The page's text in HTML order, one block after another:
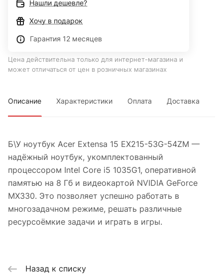
Нашли дешевле?
Хочу в подарок
Гарантия 12 месяцев
Цена действительна только для интернет-магазина и
может отличаться от цен в розничных магазинах
Описание Характеристики Оплата Доставка
Б\У ноутбук Acer Extensa 15 EX215-53G-54ZM —
надёжный ноутбук, укомплектованный
процессором Intel Core i5 1035G1, оперативной
памятью на 8 Гб и видеокартой NVIDIA GeForce
MX330. Это позволяет успешно работать в
многозадачном режиме, решать различные
ресурсоёмкие задачи и играть в игры.
Назад к списку